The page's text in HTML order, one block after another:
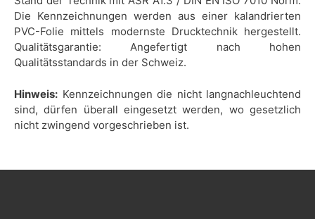
Die Kennzeichnungen werden aus einer kalandrierten
PVC-Folie mittels modernste Drucktechnik hergestellt.
Qualitätsgarantie: Angefertigt nach hohen
Qualitätsstandards in der Schweiz.
Hinweis: Kennzeichnungen die nicht langnachleuchtend
sind, dürfen überall eingesetzt werden, wo gesetzlich
nicht zwingend vorgeschrieben ist.